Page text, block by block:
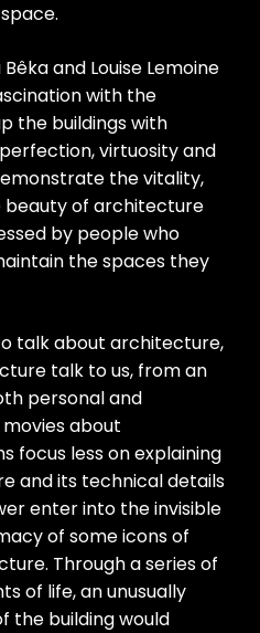
and Louise Lemoine
with the
the buildings with
virtuosity and
the vitality,
beauty of architecture
by people who
the spaces they
talk about architecture,
talk to us, from an
personal and
about
focus less on explaining
and its technical details
enter into the invisible
of some icons of
Through a series of
of life, an unusually
the building would